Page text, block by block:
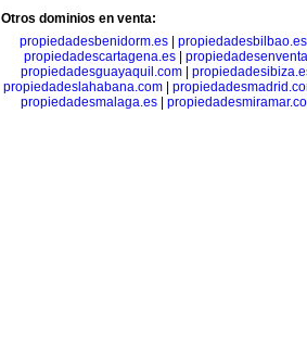
Otros dominios en venta:
propiedadesbenidorm.es
propiedadesbilbao.es
propiedadescartagena.es|
propiedadesguayaquil.com
propiedadeslahabana.com|
propiedadesmalaga.es|